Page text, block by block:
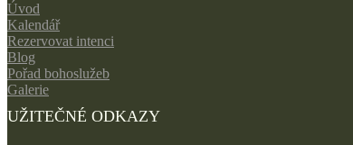
Úvod
Kalendář
Rezervovat intenci
Blog
Pořad bohoslužeb
Galerie
UŽITEČNÉ ODKAZY